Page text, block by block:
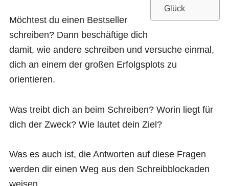
Glück
Möchtest du einen Bestseller
schreiben? Dann beschäftige dich
damit, wie andere schreiben und versuche einmal,
dich an einem der großen Erfolgsplots zu
orientieren.
Was treibt dich an beim Schreiben? Worin liegt für
dich der Zweck? Wie lautet dein Ziel?
Was es auch ist, die Antworten auf diese Fragen
werden dir einen Weg aus den Schreibblockaden
weisen.